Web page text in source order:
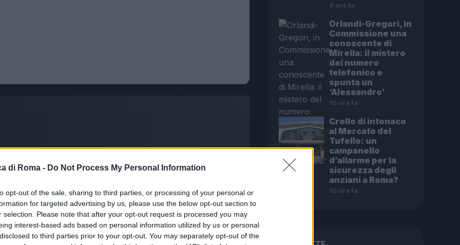
di Roma - Do Not Process My Personal Information
opt-out of the sale, sharing to third parties, or processing of your personal or
for targeted advertising by us, please use the below opt-out section to
selection. Please note that after your opt-out request is processed you may
interest-based ads based on personal information utilized by us or personal
to third parties prior to your opt-out. You may separately opt-out of the
9 ore fa
Orlandi-Gregori, in
Commissione una
conoscente di
Mirella: il mistero
del numero
telefonico e
spunta un
‘Alessandro’
10 ore fa
Crollo di intonaco
al Mercato del
Tufello: un
campanello
d’allarme per la
sicurezza degli
anziani a Roma?
10 ore fa